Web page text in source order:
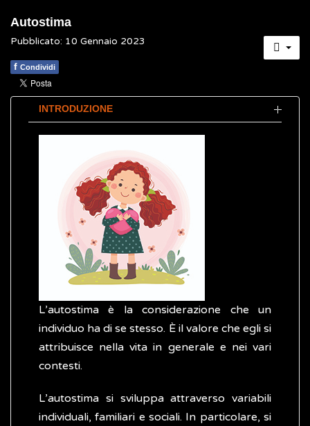
Autostima
Pubblicato: 10 Gennaio 2023
f Condividi
INTRODUZIONE
L’autostima è la considerazione che un
individuo ha di se stesso. È il valore che egli si
attribuisce nella vita in generale e nei vari
contesti.
L’autostima si sviluppa attraverso variabili
individuali, familiari e sociali. In particolare, si